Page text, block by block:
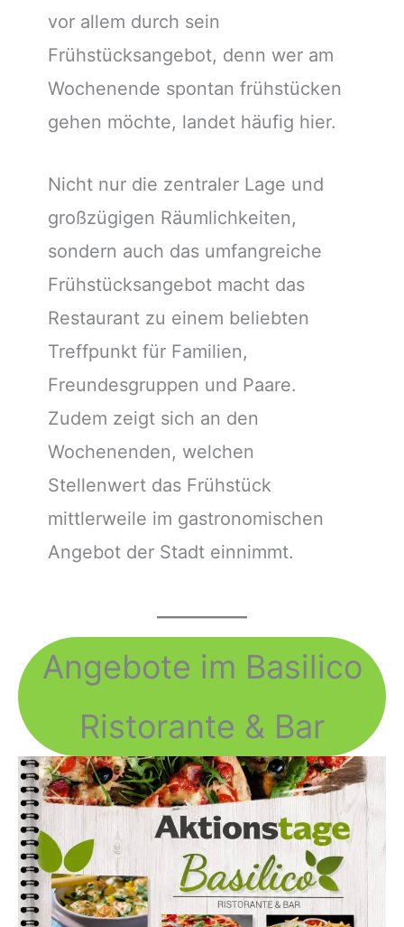
vor allem durch sein
Frühstücksangebot, denn wer am
Wochenende spontan frühstücken
gehen möchte, landet häufig hier.
Nicht nur die zentraler Lage und
großzügigen Räumlichkeiten,
sondern auch das umfangreiche
Frühstücksangebot macht das
Restaurant zu einem beliebten
Treffpunkt für Familien,
Freundesgruppen und Paare.
Zudem zeigt sich an den
Wochenenden, welchen
Stellenwert das Frühstück
mittlerweile im gastronomischen
Angebot der Stadt einnimmt.
Angebote im Basilico
Ristorante & Bar